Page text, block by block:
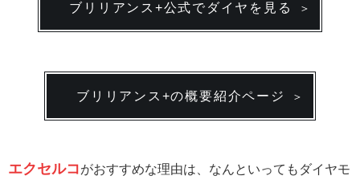
ブリリアンス+公式でダイヤを見る
ブリリアンス+の概要紹介ページ
エクセルコがおすすめな理由は、なんといってもダイヤモ